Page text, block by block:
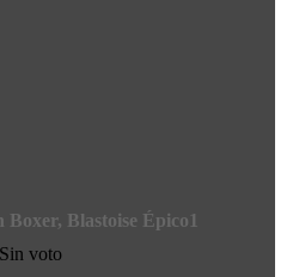
Boxer, Blastoise Épico1
Sin voto